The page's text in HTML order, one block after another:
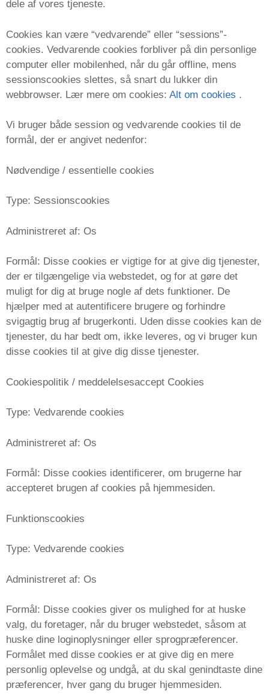
dele af vores tjeneste.
Cookies kan være “vedvarende” eller “sessions”-
cookies. Vedvarende cookies forbliver på din personlige
computer eller mobilenhed, når du går offline, mens
sessionscookies slettes, så snart du lukker din
webbrowser. Lær mere om cookies: Alt om cookies .
Vi bruger både session og vedvarende cookies til de
formål, der er angivet nedenfor:
Nødvendige / essentielle cookies
Type: Sessionscookies
Administreret af: Os
Formål: Disse cookies er vigtige for at give dig tjenester,
der er tilgængelige via webstedet, og for at gøre det
muligt for dig at bruge nogle af dets funktioner. De
hjælper med at autentificere brugere og forhindre
svigagtig brug af brugerkonti. Uden disse cookies kan de
tjenester, du har bedt om, ikke leveres, og vi bruger kun
disse cookies til at give dig disse tjenester.
Cookiespolitik / meddelelsesaccept Cookies
Type: Vedvarende cookies
Administreret af: Os
Formål: Disse cookies identificerer, om brugerne har
accepteret brugen af ​​cookies på hjemmesiden.
Funktionscookies
Type: Vedvarende cookies
Administreret af: Os
Formål: Disse cookies giver os mulighed for at huske
valg, du foretager, når du bruger webstedet, såsom at
huske dine loginoplysninger eller sprogpræferencer.
Formålet med disse cookies er at give dig en mere
personlig oplevelse og undgå, at du skal genindtaste dine
præferencer, hver gang du bruger hjemmesiden.